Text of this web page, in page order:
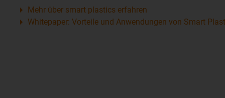
Mehr über smart plastics erfahren
Whitepaper: Vorteile und Anwendungen von Smart